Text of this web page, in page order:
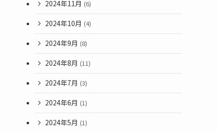
2024年11月 (6)
2024年10月 (4)
2024年9月 (8)
2024年8月 (11)
2024年7月 (3)
2024年6月 (1)
2024年5月 (1)